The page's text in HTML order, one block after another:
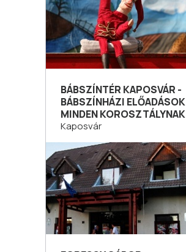
BÁBSZÍNTÉR KAPOSVÁR -
BÁBSZÍNHÁZI ELŐADÁSOK
MINDEN KOROSZTÁLYNAK
Kaposvár